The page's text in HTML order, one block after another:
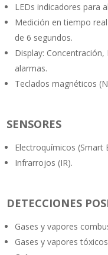
LEDs indicadores para
Medición en tiempo
de 6 segundos.
Display:
alarmas.
Teclados magnéticos
SENSORES
Electroquímicos (Smart
Infrarrojos (IR).
DETECCIONES
Gases y vapores
Gases y vapores